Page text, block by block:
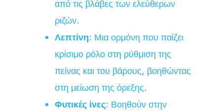
από τις βλάβες των ελεύθερων
ριζών.
Λεπτίνη: Μια ορμόνη που παίζει
κρίσιμο ρόλο στη ρύθμιση της
πείνας και του βάρους, βοηθώντας
στη μείωση της όρεξης.
Φυτικές ίνες: Βοηθούν στην